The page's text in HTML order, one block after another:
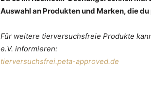
Auswahl an Produkten und Marken, die
Für weitere tierversuchsfreie Produkte
e.V. informieren:
tierversuchsfrei.peta-approved.de